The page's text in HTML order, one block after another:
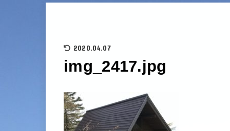
2020.04.07
img_2417.jpg